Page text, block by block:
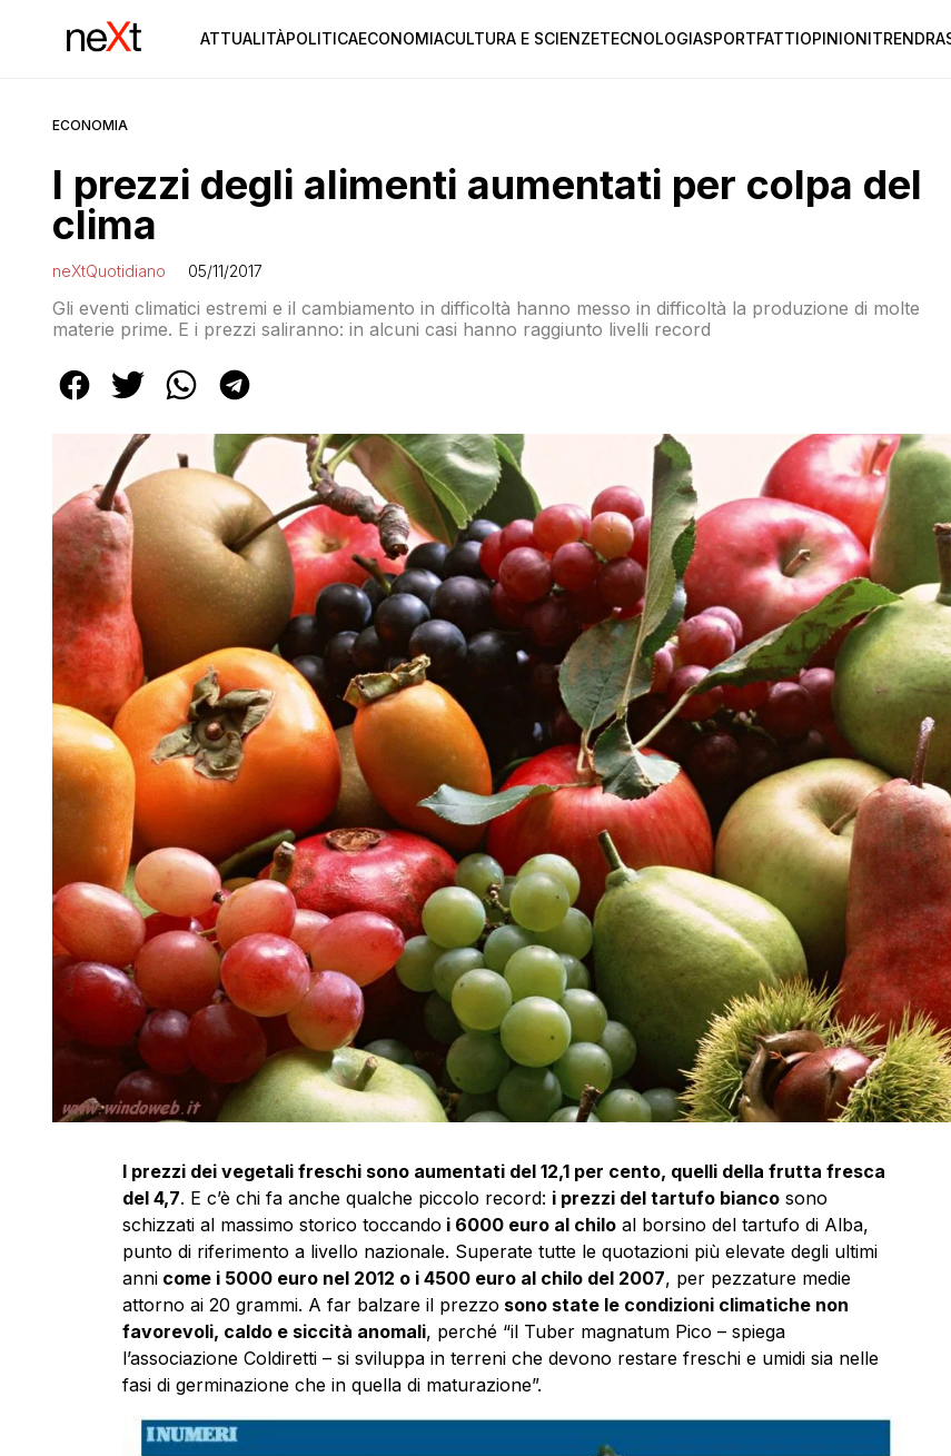
ATTUALITÀPOLITICAECONOMIACULTURA E SCIENZETECNOLOGIASPORTFATTIOPINIONITREND
ECONOMIA
I prezzi degli alimenti aumentati per colpa del
clima
neXtQuotidiano 05/11/2017
Gli eventi climatici estremi e il cambiamento in difficoltà hanno messo in difficoltà la produzione di molte
materie prime. E i prezzi saliranno: in alcuni casi hanno raggiunto livelli record
I prezzi dei vegetali freschi sono aumentati del 12,1 per cento, quelli della frutta fresca
del 4,7. E c’è chi fa anche qualche piccolo record: i prezzi del tartufo biancosono
schizzati al massimo storico toccando i 6000 euro al chiloal borsino del tartufo di Alba,
punto di riferimento a livello nazionale. Superate tutte le quotazioni più elevate degli ultimi
annicome i 5000 euro nel 2012 o i 4500 euro al chilo del 2007, per pezzature medie
attorno ai 20 grammi. A far balzare il prezzo sono state le condizioni climatiche non
favorevoli, caldo e siccità anomali, perché “il Tuber magnatum Pico – spiega
l’associazione Coldiretti – si sviluppa in terreni che devono restare freschi e umidi sia nelle
fasi di germinazione che in quella di maturazione”.